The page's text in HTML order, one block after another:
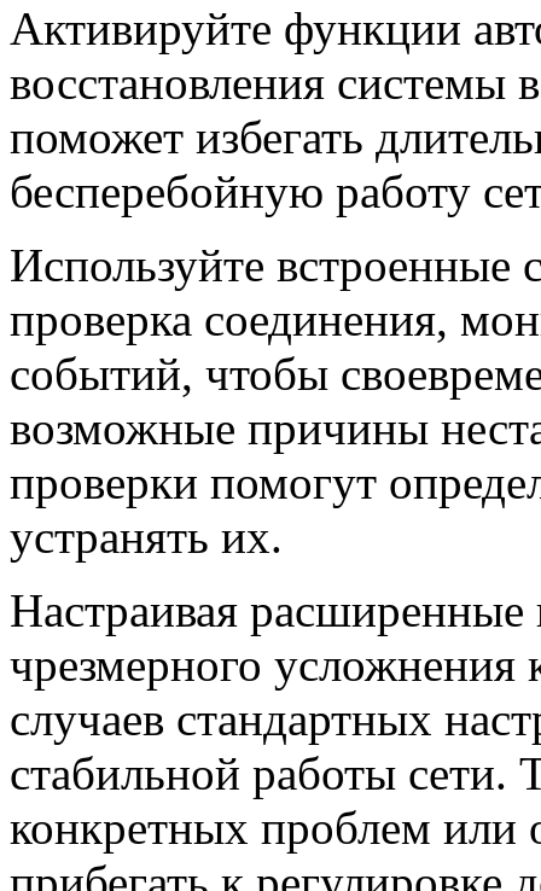
Активируйте функции
восстановления системы
поможет избегать
бесперебойную работу
Используйте встроенные
проверка соединения,
событий, чтобы
возможные причины
проверки помогут
устранять их.
Настраивая расширенные
чрезмерного
случаев стандартных
стабильной работы сети.
конкретных проблем или